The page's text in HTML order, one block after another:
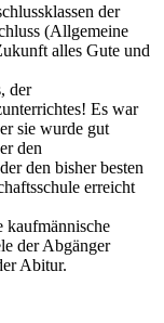
der
(Allgemeine
alles Gute und
der
Es war
sie wurde gut
den
den bisher besten
erreicht
kaufmännische
der Abgänger
Abitur.